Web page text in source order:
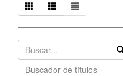
Buscador de títulos